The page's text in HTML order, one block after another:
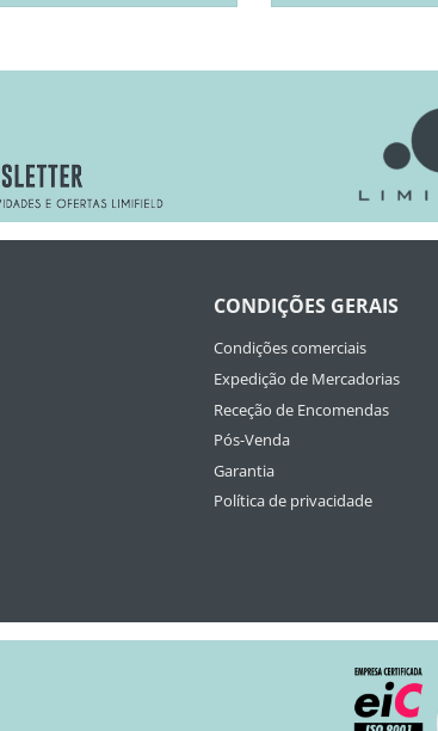
CONDIÇÕES GERAIS
Condições comerciais
Expedição de Mercadorias
Receção de Encomendas
Pós-Venda
Garantia
Política de privacidade